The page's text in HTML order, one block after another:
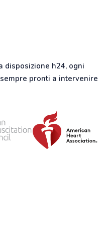
disposizione h24, ogni
pronti a intervenire